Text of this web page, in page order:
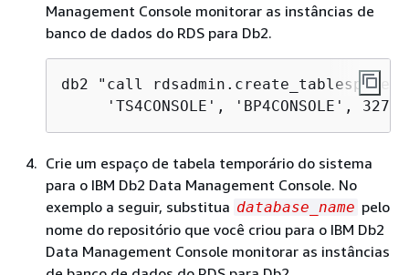
Management Console monitorar as instâncias de
banco de dados do RDS para Db2.
db2 "call rdsadmin.create_tablespace('
'TS4CONSOLE', 'BP4CONSOLE',
Crie um espaço de tabela temporário do sistema
para o IBM Db2 Data Management Console. No
exemplo a seguir, substitua database_name pelo
nome do repositório que você criou para o IBM Db2
Data Management Console monitorar as instâncias